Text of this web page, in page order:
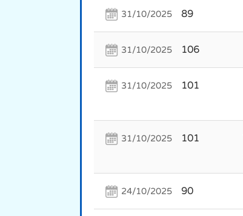
31/10/2025 89
31/10/2025 106
31/10/2025 101
31/10/2025 101
24/10/2025 90